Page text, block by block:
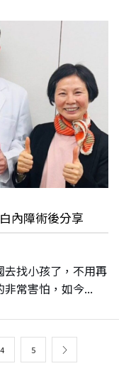
內障術後分享
去找小孩了，不用再
常害怕，如今...
4 5